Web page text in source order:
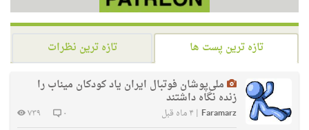
تازه ترین پست ها
تازه ترین نظرات
ملی‌پوشان فوتبال ایران یاد کودکان میناب را
زنده نگاه داشتند
Faramarz
| ۴ ماه قبل ۰
۷۳۹